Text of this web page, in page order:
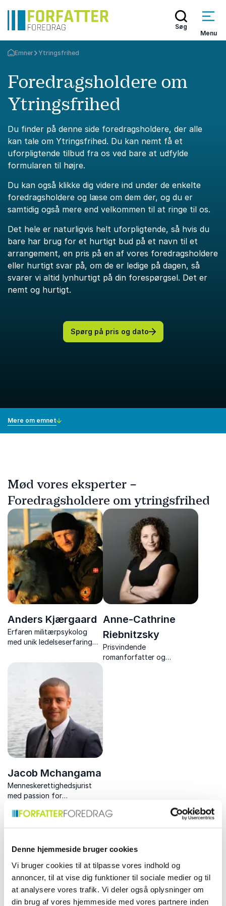
Denne hjemmeside bruger cookies
Vi bruger cookies til at tilpasse vores indhold og
annoncer, til at vise dig funktioner til sociale medier og til
at analysere vores trafik. Vi deler også oplysninger om
din brug af vores hjemmeside med vores partnere inden
Søg
Menu
Tilbage til forsiden
Emner Ytringsfrihed
Foredragsholdere om
Ytringsfrihed
Du finder på denne side foredragsholdere, der alle
kan tale om Ytringsfrihed. Du kan nemt få et
uforpligtende tilbud fra os ved bare at udfylde
formularen til højre.
Du kan også klikke dig videre ind under de enkelte
foredragsholdere og læse om dem der, og du er
samtidig også mere end velkommen til at ringe til os.
Det hele er naturligvis helt uforpligtende, så hvis du
bare har brug for et hurtigt bud på et navn til et
arrangement, en pris på en af vores foredragsholdere
eller hurtigt svar på, om de er ledige på dagen, så
svarer vi altid lynhurtigt på din forespørgsel. Det er
nemt og hurtigt.
Spørg på pris og dato
Mere om emnet
Mød vores eksperter –
Foredragsholdere om ytringsfrihed
Anders Kjærgaard
Erfaren militærpsykolog
med unik ledelseserfaring
Ekspert i teamdynamik
mental robusthed.
Anne-Cathrine
Riebnitzsky
Prisvindende
romanforfatter og
Jacob Mchangama
Menneskerettighedsjurist
med passion for
dybdegående indsigt i
menneskerettighedernes
fokus.
Find det perfekte match til dit event